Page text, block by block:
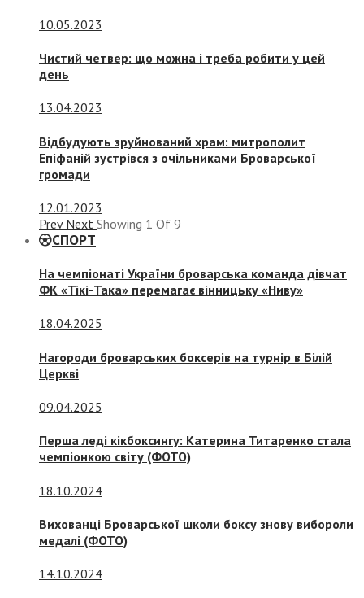
10.05.2023
Чистий четвер: що можна і треба робити у цей
день
13.04.2023
Відбудують зруйнований храм: митрополит
Епіфаній зустрівся з очільниками Броварської
громади
12.01.2023
Prev Next Showing 1 Of 9
СПОРТ
На чемпіонаті України броварська команда дівчат
ФК «Тікі-Така» перемагає вінницьку «Ниву»
18.04.2025
Нагороди броварських боксерів на турнір в Білій
Церкві
09.04.2025
Перша леді кікбоксингу: Катерина Титаренко стала
чемпіонкою світу (ФОТО)
18.10.2024
Вихованці Броварської школи боксу знову вибороли
медалі (ФОТО)
14.10.2024